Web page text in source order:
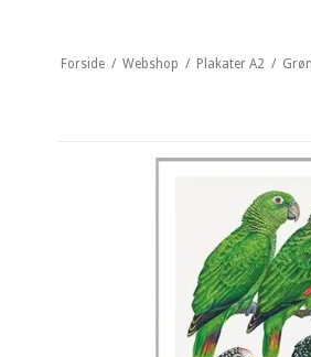
Forside / Webshop / Plakater A2 /